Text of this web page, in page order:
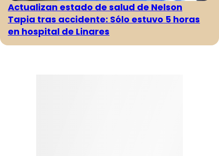
Actualizan estado de salud de Nelson
Tapia tras accidente: Sólo estuvo 5 horas
en hospital de Linares